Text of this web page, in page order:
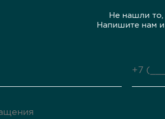
Не нашли то,
Напишите нам